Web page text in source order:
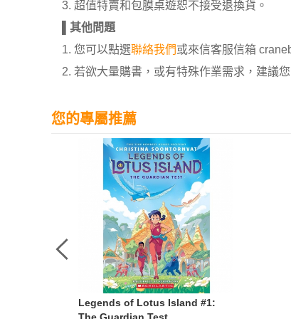
3. 超值特賣和包膜桌遊恕不接受退換貨。
其他問題
1. 您可以點選聯絡我們或來信客服信箱
2. 若欲大量購書，或有特殊作業需求，建議
您的專屬推薦
Legends of Lotus Island #1: